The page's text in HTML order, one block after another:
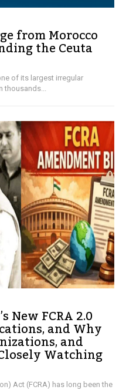
from Morocco
the Ceuta
of its largest irregular
New FCRA 2.0
and Why
and
Watching
Act (FCRA) has long been the